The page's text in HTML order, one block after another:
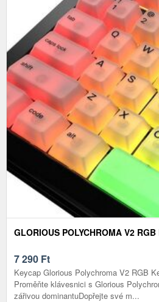
GLORIOUS POLYCHROMA V2
7 290 Ft
Keycap Glorious Polychroma V2 RGB
Proměňte klávesnici s Glorious
zářivou dominantuDopřejte své m...